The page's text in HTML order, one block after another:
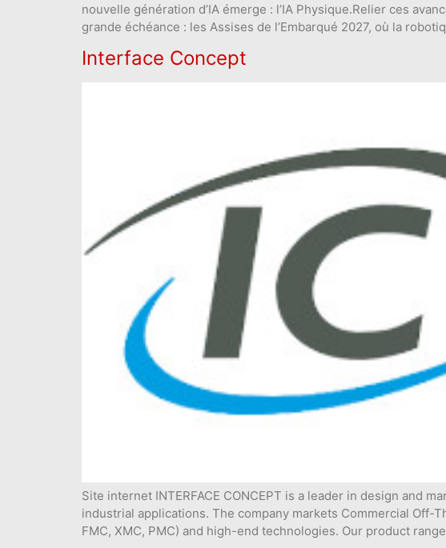
nouvelle génération d’IA émerge : l’IA Physique.Relier ces
grande échéance : les Assises de l’Embarqué 2027, où la
Interface Concept
Site internet INTERFACE CONCEPT is a leader in design and
industrial applications. The company markets Commercial Off-
FMC, XMC, PMC) and high-end technologies. Our product